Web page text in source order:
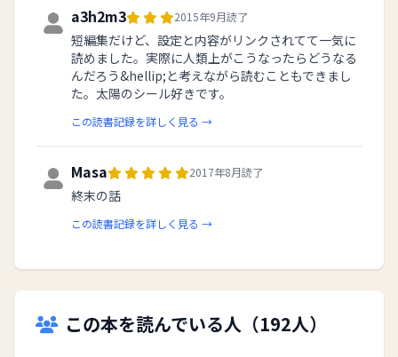
a3h2m3 2015年9月読了
短編集だけど、設定と内容がリンクされてて一気に
読めました。実際に人類上がこうなったらどうなる
んだろう&hellip;と考えながら読むこともできまし
た。太陽のシール好きです。
この読書記録を詳しく見る →
Masa 2017年8月読了
終末の話
この読書記録を詳しく見る →
この本を読んでいる人（192人）